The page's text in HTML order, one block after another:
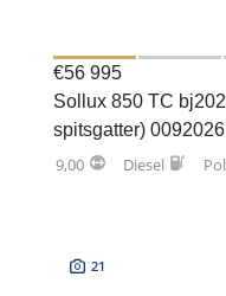
€56 995
Sollux 850 TC
spitsgatter) 0092026
9,00 Diesel
21